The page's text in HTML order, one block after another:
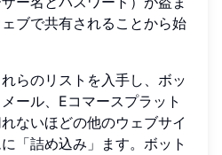
ブで共有されることから始
らのリストを入手し、ボッ
ール、Eコマースプラット
ないほどの他のウェブサイ
「詰め込み」ます。ボット